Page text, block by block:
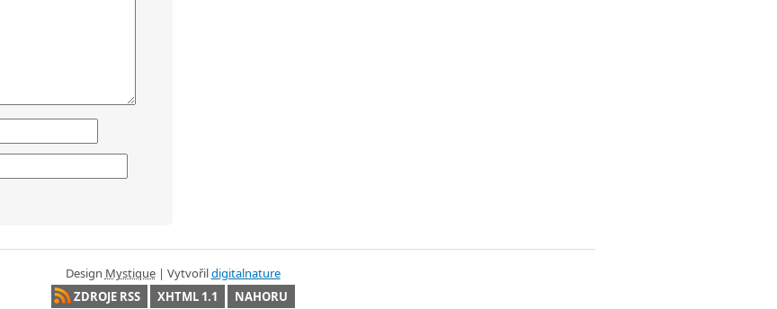
Design Mystique| Vytvořildigitalnature
ZDROJE RSS
XHTML 1.1 NAHORU